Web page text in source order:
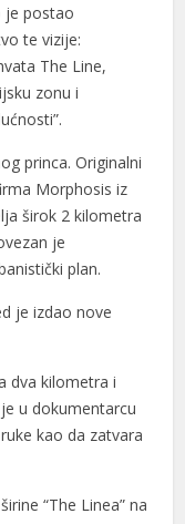
je postao
te vizije:
The Line,
zonu i
princa. Originalni
Morphosis iz
širok 2 kilometra
je
plan.
je izdao nove
dva kilometra i
u dokumentarcu
kao da zatvara
“The Linea” na